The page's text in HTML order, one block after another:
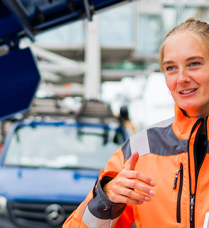
Center der HPA
aller Verkehrsmeldungen im Hafen